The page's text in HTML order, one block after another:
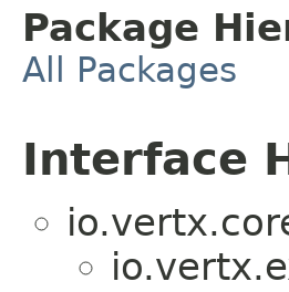
Package
All Packages
Interface